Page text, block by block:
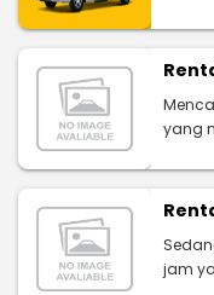
yang
jam